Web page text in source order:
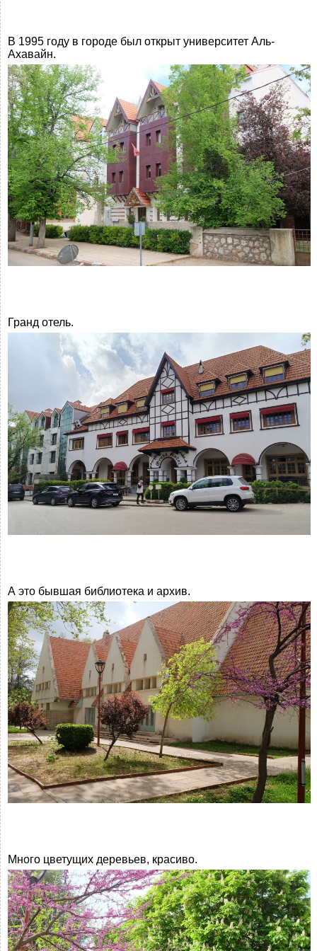
В 1995 году в городе был открыт университет Аль-
Ахавайн.
Гранд отель.
А это бывшая библиотека и архив.
Много цветущих деревьев, красиво.